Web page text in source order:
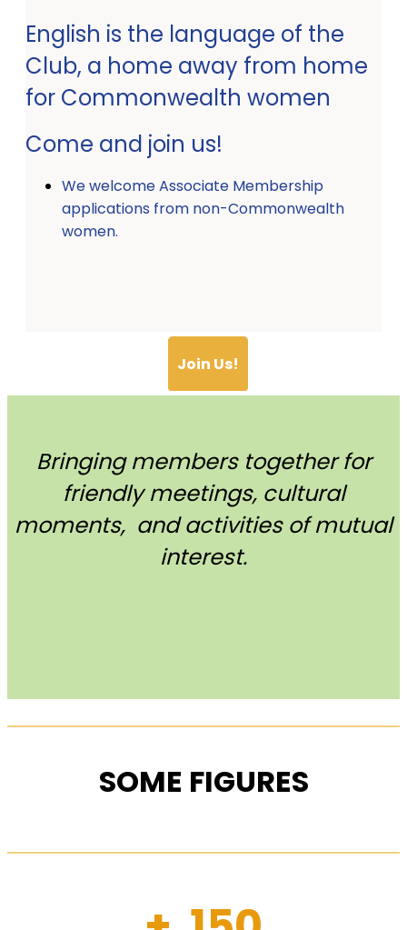
English is the language of the
Club, a home away from home
for Commonwealth women
Come and join us!
We welcome Associate Membership
applications from non-Commonwealth
women.
Join Us!
Bringing members together for
friendly meetings, cultural
moments, and activities of mutual
interest.
SOME FIGURES